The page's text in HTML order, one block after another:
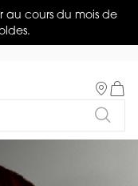
au cours du mois de
Mon